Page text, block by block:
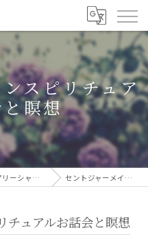
スピリチュア
瞑想
シャのスピリチュアルブログ セントジャーメインスピリチュアルお話会と瞑想
チュアルお話会と瞑想